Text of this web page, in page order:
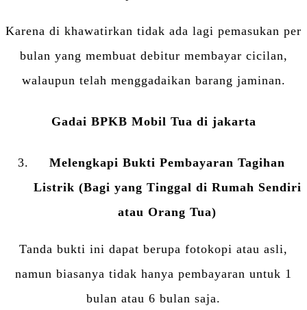
Karena di khawatirkan tidak ada lagi pemasukan per
bulan yang membuat debitur membayar cicilan,
walaupun telah menggadaikan barang jaminan.
Gadai BPKB Mobil Tua di jakarta
Melengkapi Bukti Pembayaran Tagihan
Listrik (Bagi yang Tinggal di Rumah Sendiri
atau Orang Tua)
Tanda bukti ini dapat berupa fotokopi atau asli,
namun biasanya tidak hanya pembayaran untuk 1
bulan atau 6 bulan saja.